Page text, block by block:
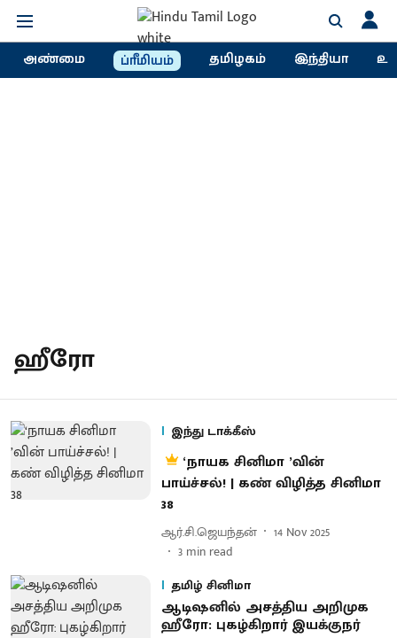
அண்மை ப்ரீமியம் தமிழகம் இந்தியா
ஹீரோ
இந்து டாக்கீஸ்
‘நாயக சினிமா ’வின்
பாய்ச்சல்! | கண் விழித்த சினிமா
38
ஆர்.சி.ஜெயந்தன்
14 Nov 2025
3 min read
தமிழ் சினிமா
ஆடிஷனில் அசத்திய அறிமுக
ஹீரோ: புகழ்கிறார் இயக்குநர்